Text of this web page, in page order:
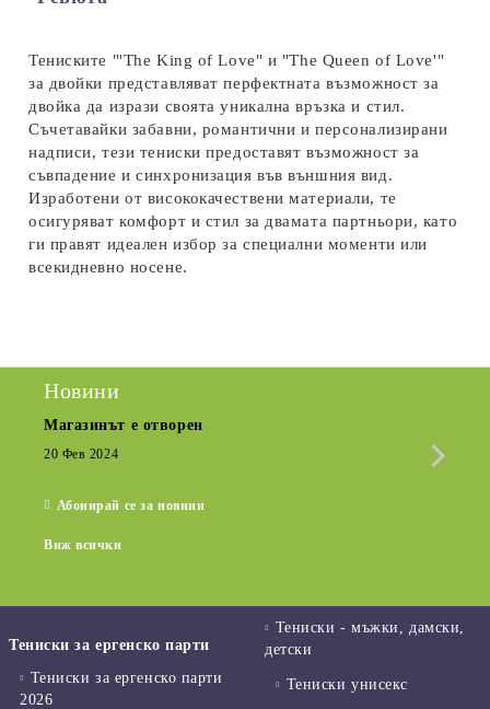
Тениските "'The King of Love" и "The Queen of Love'"
за двойки представляват перфектната възможност за
двойка да изрази своята уникална връзка и стил.
Съчетавайки забавни, романтични и персонализирани
надписи, тези тениски предоставят възможност за
съвпадение и синхронизация във външния вид.
Изработени от висококачествени материали, те
осигуряват комфорт и стил за двамата партньори, като
ги правят идеален избор за специални моменти или
всекидневно носене.
Новини
Магазинът е отворен
20 Фев 2024
Абонирай се за новини
Виж всички
Тениски за ергенско парти
Тениски за ергенско парти
2026
Тениски - мъжки, дамски,
детски
Тениски унисекс